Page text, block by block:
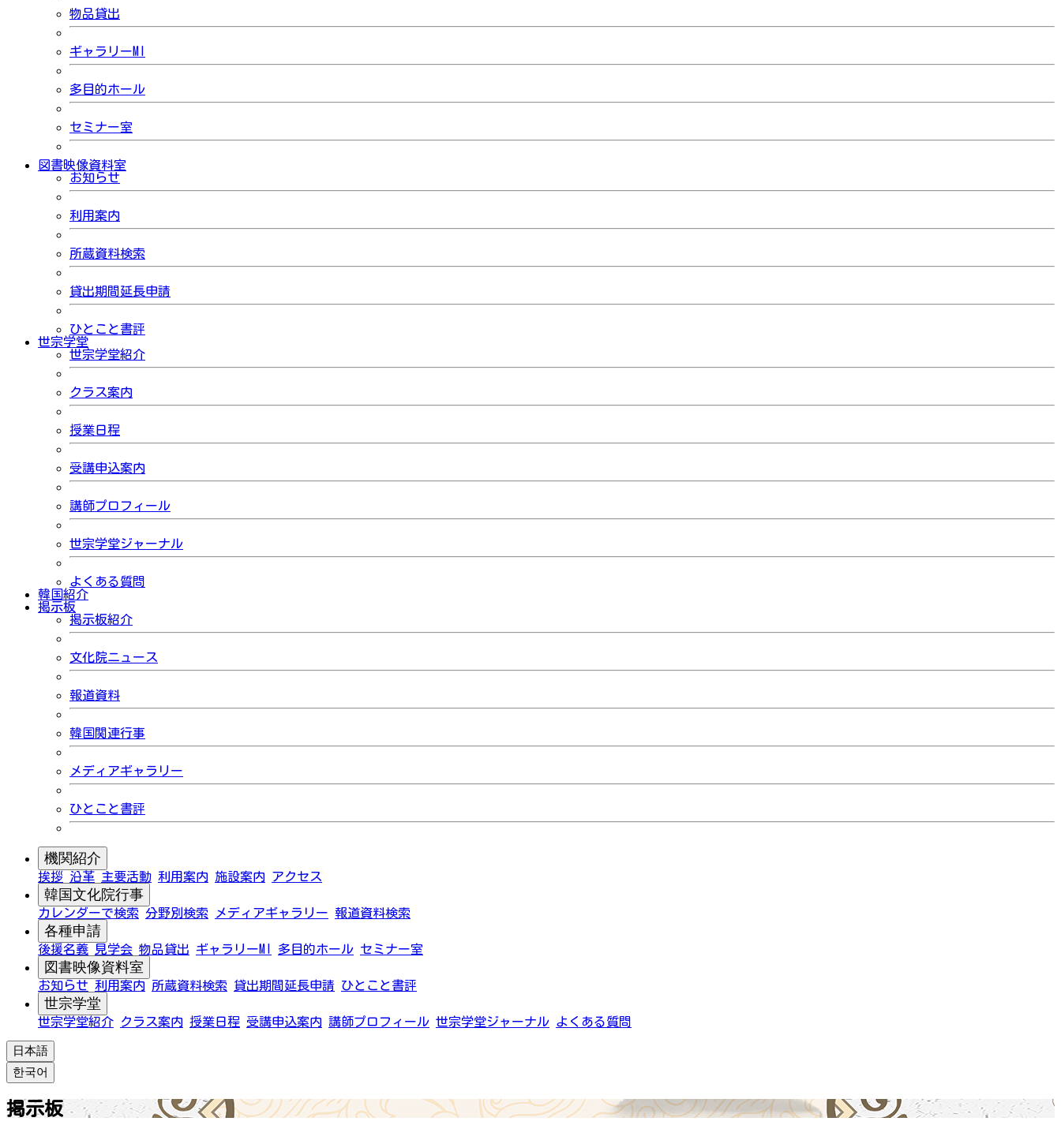
物品貸出
ギャラリーMI
多目的ホール
セミナー室
図書映像資料室
お知らせ
利用案内
所蔵資料検索
貸出期間延長申請
ひとこと書評
世宗学堂
世宗学堂紹介
クラス案内
授業日程
受講申込案内
講師プロフィール
世宗学堂ジャーナル
よくある質問
韓国紹介
掲示板
掲示板紹介
文化院ニュース
報道資料
韓国関連行事
メディアギャラリー
ひとこと書評
機関紹介
挨拶 沿革 主要活動 利用案内 施設案内 アクセス
韓国文化院行事
カレンダーで検索 分野別検索 メディアギャラリー 報道資料検索
各種申請
後援名義 見学会 物品貸出 ギャラリーMI 多目的ホール セミナー室
図書映像資料室
お知らせ 利用案内 所蔵資料検索 貸出期間延長申請 ひとこと書評
世宗学堂
世宗学堂紹介 クラス案内 授業日程 受講申込案内 講師プロフィール 世宗学堂ジャーナル よくある質問
日本語
한국어
掲示板